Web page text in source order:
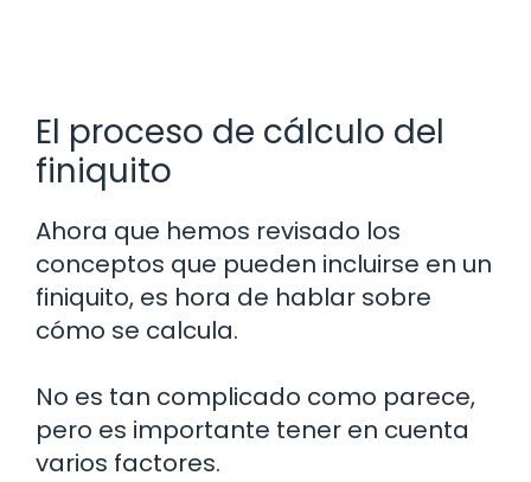
El proceso de cálculo del
finiquito
Ahora que hemos revisado los
conceptos que pueden incluirse en un
finiquito, es hora de hablar sobre
cómo se calcula.
No es tan complicado como parece,
pero es importante tener en cuenta
varios factores.